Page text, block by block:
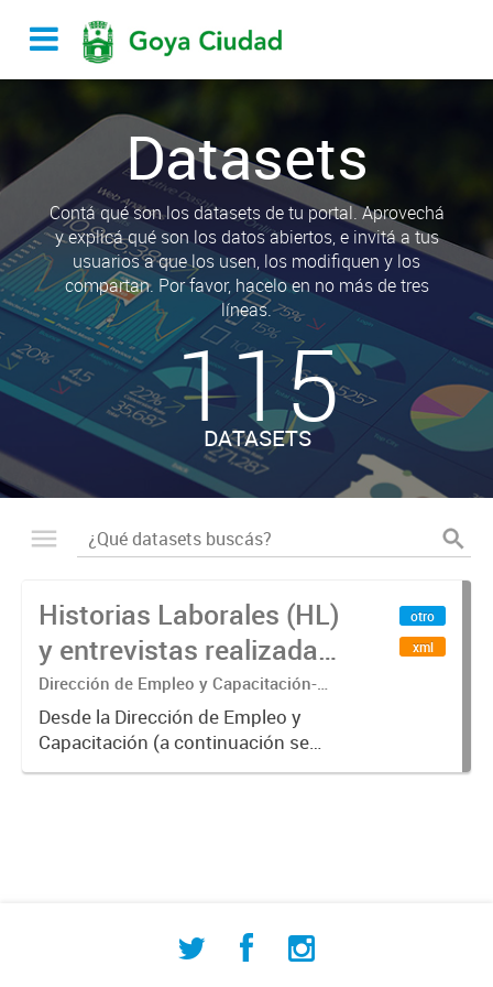
Datasets
Contá qué son los datasets de tu portal. Aprovechá
y explicá qué son los datos abiertos, e invitá a tus
usuarios a que los usen, los modifiquen y los
compartan. Por favor, hacelo en no más de tres
líneas.
115
DATASETS
Historias Laborales (HL)
y entrevistas realizadas
por la Dirección de
Empleo y Capacitación
Dirección de Empleo y Capacitación-
Departamento Municipal de
Estadísticas
Desde la Dirección de Empleo y
Capacitación (a continuación se
denominará DEyC) se realizaron la
otro
xml